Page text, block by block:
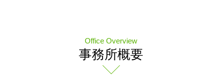
Office Overview
事務所概要